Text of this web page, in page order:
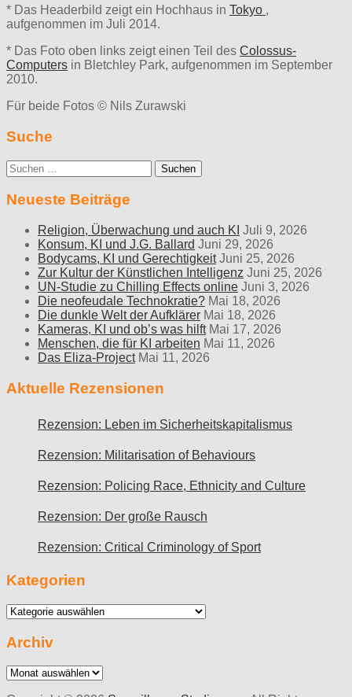
* Das Headerbild zeigt ein Hochhaus in Tokyo ,
aufgenommen im Juli 2014.
* Das Foto oben links zeigt einen Teil des Colossus-
Computers in Bletchley Park, aufgenommen im September
2010.
Für beide Fotos © Nils Zurawski
Suche
Suche
nach:
Neueste Beiträge
Religion, Überwachung und auch KI Juli 9, 2026
Konsum, KI und J.G. Ballard Juni 29, 2026
Bodycams, KI und Gerechtigkeit Juni 25, 2026
Zur Kultur der Künstlichen Intelligenz Juni 25, 2026
UN-Studie zu Chilling Effects online Juni 3, 2026
Die neofeudale Technokratie? Mai 18, 2026
Die dunkle Welt der Aufklärer Mai 18, 2026
Kameras, KI und ob’s was hilft Mai 17, 2026
Menschen, die für KI arbeiten Mai 11, 2026
Das Eliza-Project Mai 11, 2026
Aktuelle Rezensionen
Rezension: Leben im Sicherheitskapitalismus
Rezension: Militarisation of Behaviours
Rezension: Policing Race, Ethnicity and Culture
Rezension: Der große Rausch
Rezension: Critical Criminology of Sport
Kategorien
Kategorien
Archiv
Archiv